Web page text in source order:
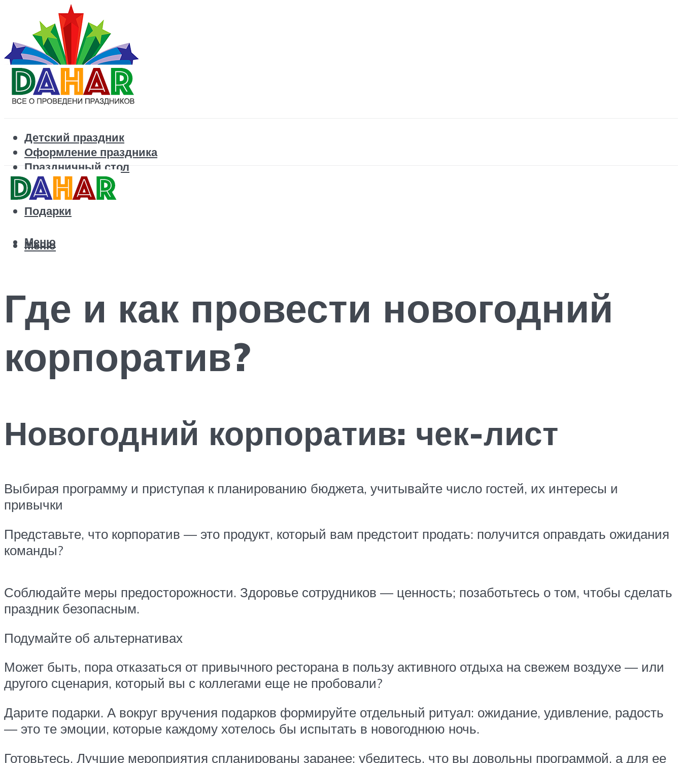
Детский праздник
Оформление праздника
Праздничный стол
Корпоратив
Поздравления
Подарки
Меню
Меню
Где и как провести новогодний
корпоратив?
Новогодний корпоратив: чек-лист
Выбирая программу и приступая к планированию бюджета, учитывайте число гостей, их интересы и
привычки
Представьте, что корпоратив — это продукт, который вам предстоит продать: получится оправдать ожидания
команды?
Соблюдайте меры предосторожности. Здоровье сотрудников — ценность; позаботьтесь о том, чтобы сделать
праздник безопасным.
Подумайте об альтернативах
Может быть, пора отказаться от привычного ресторана в пользу активного отдыха на свежем воздухе — или
другого сценария, который вы с коллегами еще не пробовали?
Дарите подарки. А вокруг вручения подарков формируйте отдельный ритуал: ожидание, удивление, радость
— это те эмоции, которые каждому хотелось бы испытать в новогоднюю ночь.
Готовьтесь. Лучшие мероприятия спланированы заранее: убедитесь, что вы довольны программой, а для ее